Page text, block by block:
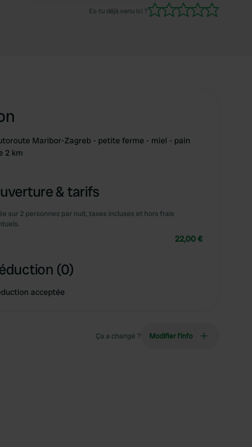
Es-tu déjà venu ici ?
Maribor-Zagreb - petite ferme - miel - pain
2 km
& tarifs
sur 2 personnes par nuit, taxes incluses et hors frais
22,00 €
(0)
acceptée
Ça a changé ? Modifier l’info